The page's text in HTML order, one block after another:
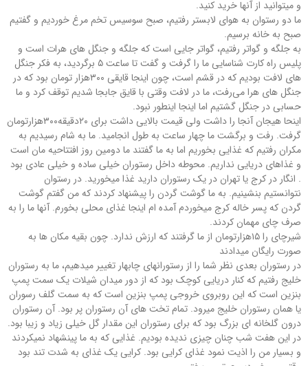
و میتوانید از آنها خرید کنید.
ما دو رستوان به هوای لابستر رفتیم، صبح سوسیس تخم مرغ خوردیم و گفتیم
صبح به خانه برسیم.
به جلگه و گواتر رفتیم، گواتر جایی است که جلگه و جنگل های هرات است و
پلیس راه کارت شناسایی ما را گرفت و گفت تا ساعت ۵ برگردید، به فکر جنگل
های لافت بودیم که در قشم است، چون اینجا قایقی ۳۰۰هزار تومان بود که در
جنگل های هرا می‌رفت، ما در لافت وقتی با قایق جابجا شدیم توقف کرد و ما
حسابی در جنگل گشتیم اما اینجا اینطور نبود.
اینحا هیجان آنجا را داشت ولی قیمت بالایی داشت برای ۲۰دقیقه۳۰۰هزارتومان
گرفت. رفت و برگشت ما چهار ساعت به طول انجامید. ما به شام رسیدیم به
مکران رفتیم که غذایی بخوریم اما به ما گفتند ما دومین روز افتتاحیه مان است
و غذاهای دریایی نداریم. محوطه داخل رستوران خیلی ساده و خیلی عادی بود
. انگار در کرج یا تهران در یک رستوران دارید غذا میخورید. در رستوان
نتوانستیم بنشینیم. به ما گوشت گردن را پیشنهاد کردند که من گفتم گوشت
گردن که پسر خاله کرج میخوردم آمده ام اینجا غذای محلی بخورم. آنها ما را به
صرف چای مهمان کردند.
شیرچای را ۱۵هزارتومان از ما گرفتند که ارزش ندارد. چون بقیه مکان ها به
صورت رایگان میدادند
در رستوران بعدی نظر شما را از رستورانهای چابهار تغییر میدهیم، ما به رستوران
خلیج رفتیم که کنار دریایی کوچک بود که از دور میدان شیلات یک سمت پمپ
بنزین است که این روبروی خروجی پمپ بنزین است که به سمت گلف رسوران
یا همان رستوران خلیج میرود. تمام تخت های آن رستوران پر بود. آن رستوران
درون گلخانه ای بزرگ بود که برای رستوران این مقدار گل خیلی زیاد و زیبا بود.
در این هفت شب چنان چیزی ندیده بودیم. غذایی که به ما پینشهاد نمیکردند
و بسیار من را اذیت نمود غذای کرایی بود. کرایی یک غذای به شدت تند بود